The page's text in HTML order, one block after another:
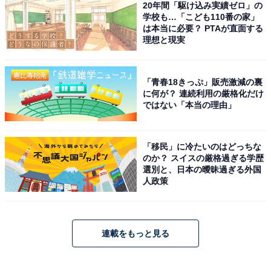
20年間「駆け込み実績ゼロ」の
学校も…「こども110番の家」
は本当に必要？ PTAが直面する
理想と現実
「青春18きっぷ」販売激減の裏
に何が？ 連続利用の厳格化だけ
ではない「本当の理由」
「移民」に冷たいのはどっちな
のか？ スイスの厳格過ぎる学歴
選別と、日本の曖昧過ぎる外国
人政策
連載をもっと見る